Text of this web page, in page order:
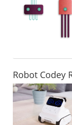
Robot Codey